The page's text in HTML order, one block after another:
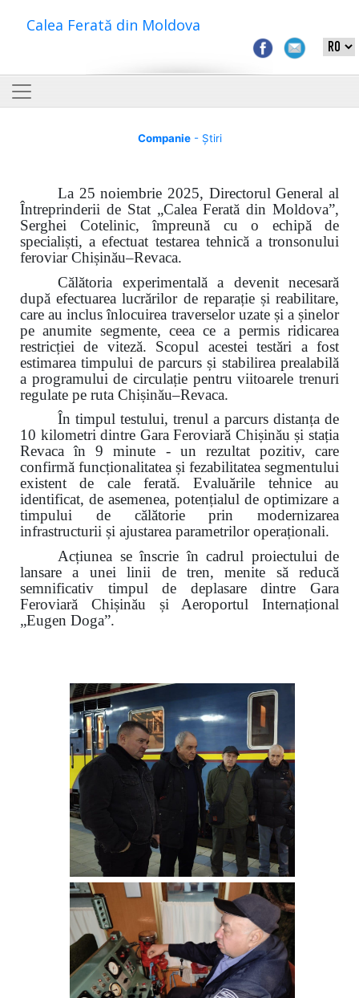
Calea Ferată din Moldova
Companie- Știri
La 25 noiembrie 2025, Directorul General al
Întreprinderii de Stat „Calea Ferată din Moldova”,
Serghei Cotelinic, împreună cu o echipă de
specialiști, a efectuat testarea tehnică a tronsonului
feroviar Chișinău–Revaca.
Călătoria experimentală a devenit necesară
după efectuarea lucrărilor de reparație și reabilitare,
care au inclusînlocuirea traverselor uzate și a șinelor
pe anumite segmente, ceea ce a permis ridicarea
restricției de viteză. Scopul acestei testări a fost
estimarea timpului de parcurs și stabilirea prealabilă
a programului de circulație pentru viitoarele trenuri
regulate pe ruta Chișinău–Revaca.
În timpul testului, trenul a parcurs distanța de
10 kilometri dintre Gara Feroviară Chișinău și stația
Revaca în 9 minute - un rezultat pozitiv, care
confirmă funcționalitatea și fezabilitatea segmentului
existent de cale ferată. Evaluările tehnice au
identificat, de asemenea, potențialul de optimizare a
timpului de călătorie prin modernizarea
infrastructurii și ajustarea parametrilor operaționali.
Acțiunea se înscrie în cadrul proiectului de
lansare a unei linii de tren, menite să reducă
semnificativ timpul de deplasare dintre Gara
Feroviară Chișinău și Aeroportul Internațional
„Eugen Doga”.